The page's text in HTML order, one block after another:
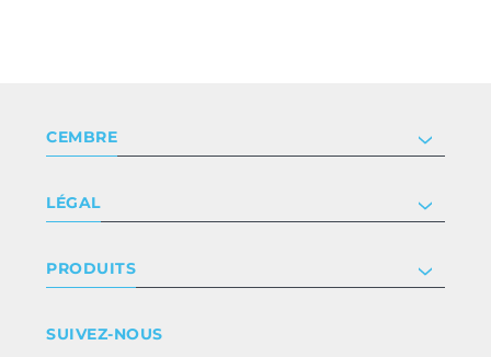
CEMBRE
Société
Certificat
Nous rejoindre
LÉGAL
Termes et conditions
Whistleblowing
PRODUITS
SUIVEZ-NOUS